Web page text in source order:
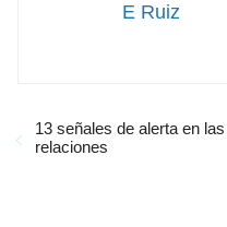
E Ruiz
13 señales de alerta en las
relaciones